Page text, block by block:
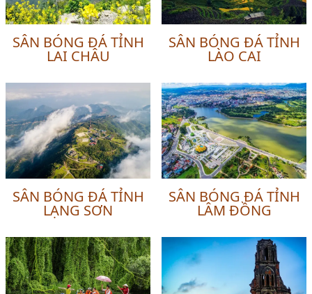
SÂN BÓNG ĐÁ TỈNH
LAI CHÂU
SÂN BÓNG ĐÁ TỈNH
LÀO CAI
SÂN BÓNG ĐÁ TỈNH
LẠNG SƠN
SÂN BÓNG ĐÁ TỈNH
LÂM ĐỒNG